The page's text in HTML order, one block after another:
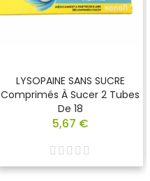
LYSOPAINE SANS SUCRE
Comprimés À Sucer 2 Tubes
De 18
5,67 €